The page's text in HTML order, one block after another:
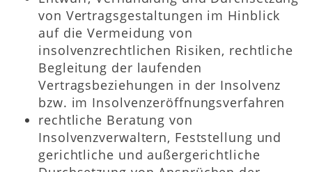
von Vertragsgestaltungen im Hinblick
auf die Vermeidung von
insolvenzrechtlichen Risiken, rechtliche
Begleitung der laufenden
Vertragsbeziehungen in der Insolvenz
bzw. im Insolvenzeröffnungsverfahren
rechtliche Beratung von
Insolvenzverwaltern, Feststellung und
gerichtliche und außergerichtliche